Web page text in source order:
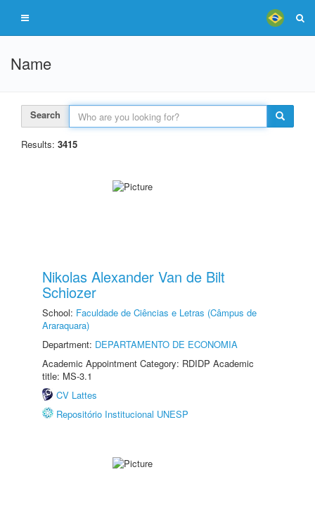
Name
Search
Results: 3415
Nikolas Alexander Van de Bilt
Schiozer
School: Faculdade de Ciências e Letras (Câmpus de
Araraquara)
Department: DEPARTAMENTO DE ECONOMIA
Academic Appointment Category: RDIDP Academic
title: MS-3.1
CV Lattes
Repositório Institucional UNESP